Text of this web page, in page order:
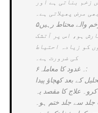
زخم بناتی ہے اور
مرض پھیلاتی ہے۔
ہو، اس پر آتشک
کو زیادہ احتیاط
کی ضرورت ہے۔
۶۔ غدود کا معاملہ:
کے بعد کھچاؤ پیدا
علاج کا مقصد یہ
جلد سے جلد ختم ہو۔